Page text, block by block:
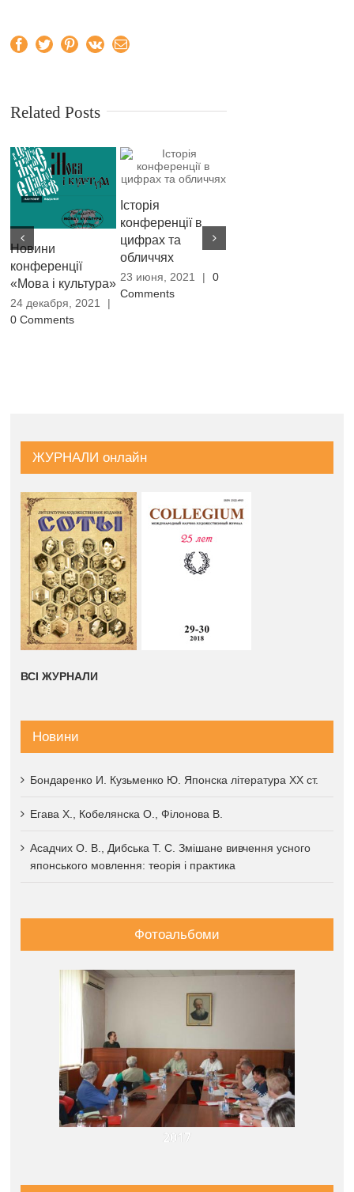
Facebook
TwitterPinterest
Vk Email
Related Posts
Новини
конференції
«Мова і культура»
24 декабря, 2021
|
0 Comments
Історія
конференції в
цифрах та
обличчях
23 июня, 2021 |
0
Comments
ЖУРНАЛИ онлайн
ВСІ ЖУРНАЛИ
Новини
Бондаренко И. Кузьменко Ю. Японска література XX ст.
Егава Х., Кобелянска О., Філонова В.
Асадчих О. В., Дибська Т. С. Змішане вивчення усного
японського мовлення: теорія і практика
Фотоальбоми
2017